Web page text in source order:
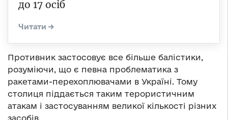
до 17 осіб
Противник застосовує все більше балістики,
розуміючи, що є певна проблематика з
ракетами-перехоплювачами в Україні. Тому
столиця піддається таким терористичним
атакам і застосуванням великої кількості різних
засобів.